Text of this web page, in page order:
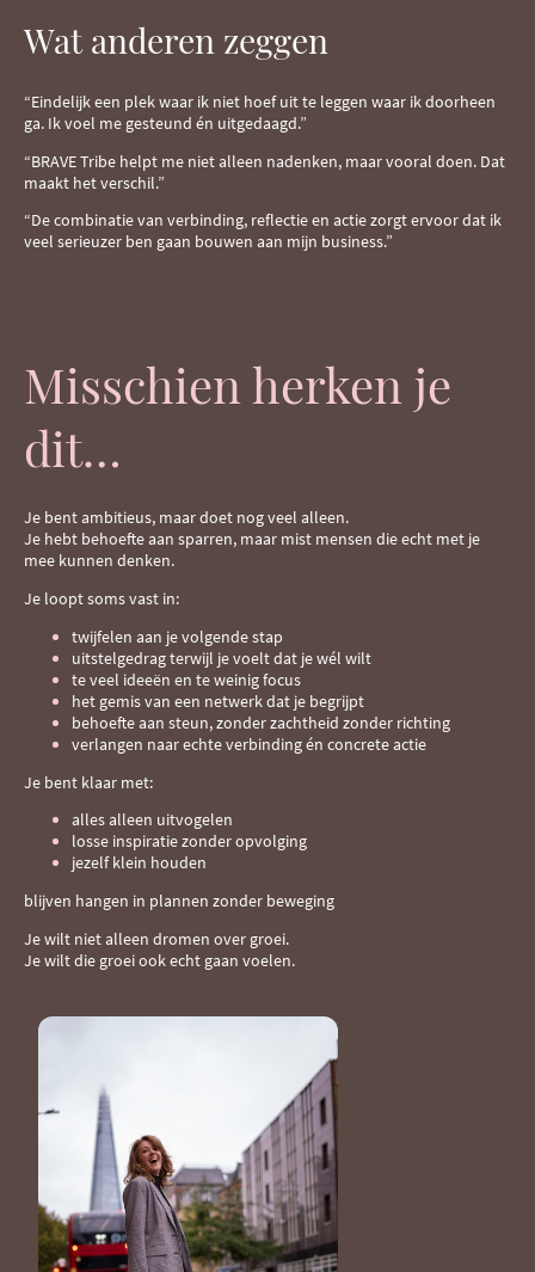
Wat anderen zeggen
“Eindelijk een plek waar ik niet hoef uit te leggen waar ik doorheen
ga. Ik voel me gesteund én uitgedaagd.”
“BRAVE Tribe helpt me niet alleen nadenken, maar vooral doen. Dat
maakt het verschil.”
“De combinatie van verbinding, reflectie en actie zorgt ervoor dat ik
veel serieuzer ben gaan bouwen aan mijn business.”
Misschien herken je
dit…
Je bent ambitieus, maar doet nog veel alleen.
Je hebt behoefte aan sparren, maar mist mensen die echt met je
mee kunnen denken.
Je loopt soms vast in:
twijfelen aan je volgende stap
uitstelgedrag terwijl je voelt dat je wél wilt
te veel ideeën en te weinig focus
het gemis van een netwerk dat je begrijpt
behoefte aan steun, zonder zachtheid zonder richting
verlangen naar echte verbinding én concrete actie
Je bent klaar met:
alles alleen uitvogelen
losse inspiratie zonder opvolging
jezelf klein houden
blijven hangen in plannen zonder beweging
Je wilt niet alleen dromen over groei.
Je wilt die groei ook echt gaan voelen.